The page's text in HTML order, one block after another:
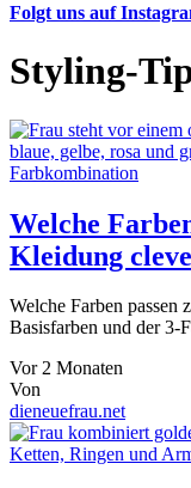
Folgt uns auf
Styling-
Welche
Kleidung
Welche Farben passen
Basisfarben und der
Vor 2 Monaten
Von
dieneuefrau.net